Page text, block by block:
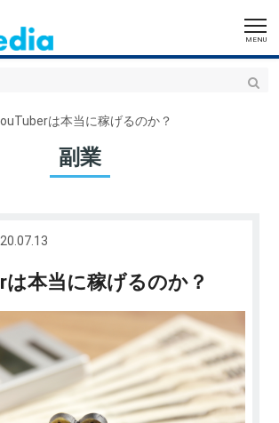
は本当に稼げるのか？
副業
は本当に稼げるのか？